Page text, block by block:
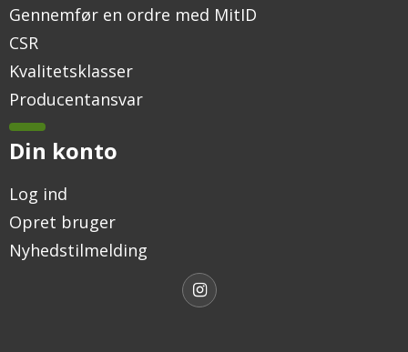
Gennemfør en ordre med MitID
CSR
Kvalitetsklasser
Producentansvar
Din konto
Log ind
Opret bruger
Nyhedstilmelding